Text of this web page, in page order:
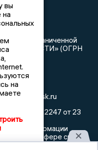
| СИ
с ограниченной
НОВОСТИ» (ОГРН
№ ФС77-82247 от 23
реестра
информации
в сфере связи,
коммуникаций
вы
на
на